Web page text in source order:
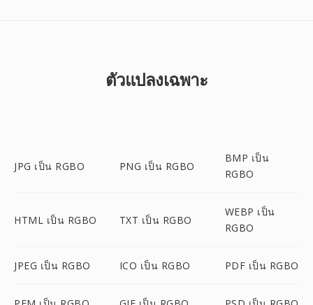
ตัวแปลงเฉพาะ
JPG เป็น RGBO PNG เป็น RGBO
BMP เป็น
RGBO
HTML เป็น RGBO TXT เป็น RGBO
WEBP เป็น
RGBO
JPEG เป็น RGBO ICO เป็น RGBO PDF เป็น RGBO